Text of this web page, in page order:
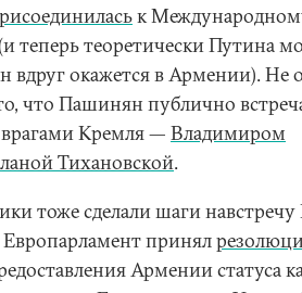
к
теперь теоретически Путина
вдруг окажется в Армении). Не
что Пашинян публично
Кремля — Владимиром
Тихановской.
тоже сделали шаги навстречу
Европарламент принял
Армении статуса